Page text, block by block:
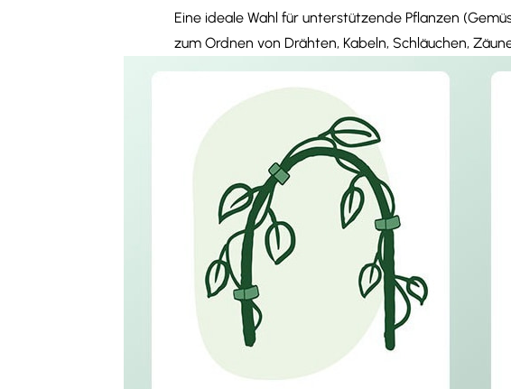
Eine ideale Wahl für unterstützende Pflanzen
zum Ordnen von Drähten, Kabeln, Schläuchen,